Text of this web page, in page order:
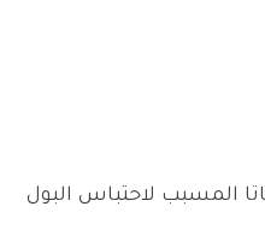
المسبب لاحتباس البول